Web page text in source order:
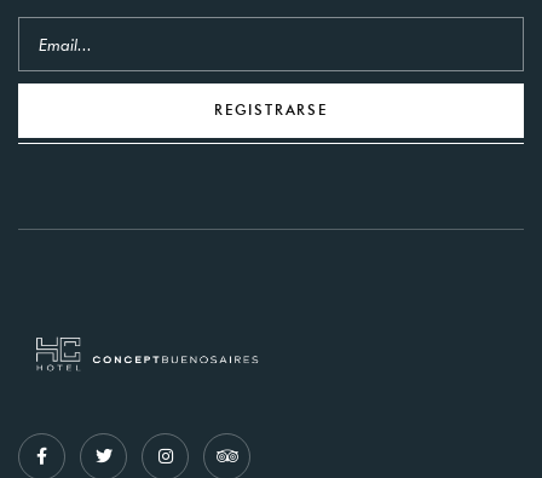
REGISTRARSE